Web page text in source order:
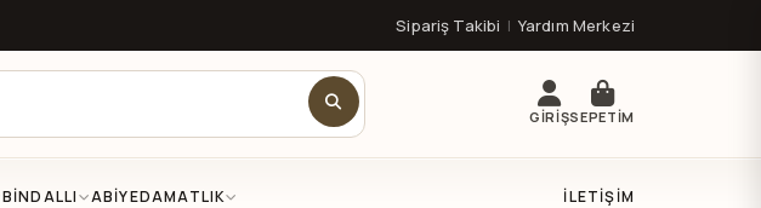
Sipariş Takibi | Yardım Merkezi
GİRİŞSEPETİM
BİNDALLI ABİYEDAMATLIK İLETIŞIM